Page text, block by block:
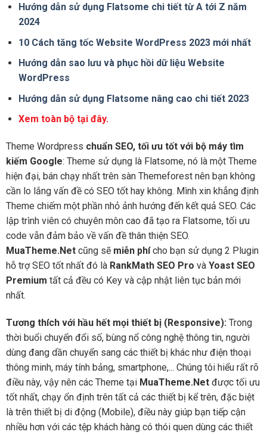
Hướng dẫn sử dụng Flatsome chi tiết từ A tới Z năm
2024
10 Cách tăng tốc Website WordPress 2023 mới nhất
Hướng dẫn sao lưu và phục hồi dữ liệu Website
WordPress
Hướng dẫn sử dụng Flatsome nâng cao chi tiết 2023
Xem toàn bộ tại đây.
Theme Wordpress chuẩn SEO, tối ưu tốt với bộ máy tìm
kiếm Google: Theme sử dụng là Flatsome, nó là một Theme
hiện đại, bán chạy nhất trên sàn Themeforest nên bạn không
cần lo lắng vấn đề có SEO tốt hay không. Mình xin khẳng định
Theme chiếm một phần nhỏ ảnh hướng đến kết quả SEO. Các
lập trình viên có chuyên môn cao đã tạo ra Flatsome, tối ưu
code vẫn đảm bảo về vấn đề thân thiện SEO.
MuaTheme.Net cũng sẽ miễn phícho bạn sử dụng 2 Plugin
hỗ trợ SEO tốt nhất đó là RankMath SEO Pro và Yoast SEO
Premium tất cả đều có Key và cập nhật liên tục bản mới
nhất.
Tương thích với hầu hết mọi thiết bị (Responsive): Trong
thời buổi chuyển đổi số, bùng nổ công nghệ thông tin, người
dùng đang dần chuyển sang các thiết bị khác như điện thoại
thông minh, máy tính bảng, smartphone,... Chúng tôi hiểu rất rõ
điều này, vậy nên các Theme tại MuaTheme.Net được tối ưu
tốt nhất, chạy ổn định trên tất cả các thiết bị kể trên, đặc biệt
là trên thiết bị di động (Mobile), điều này giúp bạn tiếp cận
nhiều hơn với các tệp khách hàng có thói quen dùng các thiết